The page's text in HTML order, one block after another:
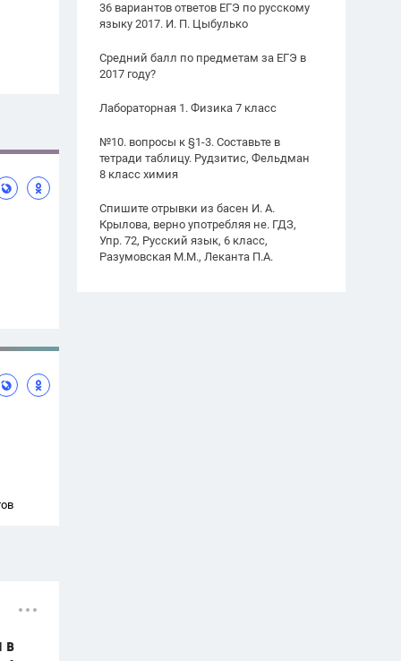
36 вариантов ответов ЕГЭ по русскому
языку 2017. И. П. Цыбулько
Средний балл по предметам за ЕГЭ в
2017 году?
Лабораторная 1. Физика 7 класс
№10. вопросы к §1-3. Составьте в
тетради таблицу. Рудзитис, Фельдман
8 класс химия
Спишите отрывки из басен И. А.
Крылова, верно употребляя не. ГДЗ,
Упр. 72, Русский язык, 6 класс,
Разумовская М.М., Леканта П.А.
в